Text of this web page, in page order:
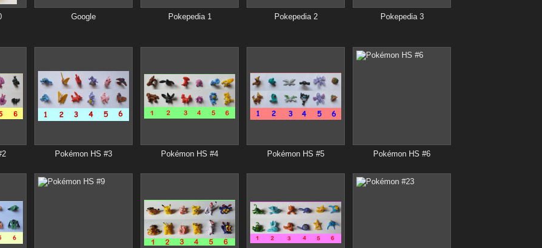
Google Pokepedia 1 Pokepedia 2 Pokepedia 3
Pokémon HS #3 Pokémon HS #4 Pokémon HS #5 Pokémon HS #6